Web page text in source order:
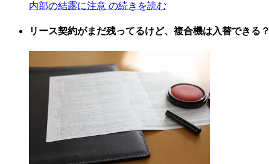
内部の結露に注意 の続きを読む
リース契約がまだ残ってるけど、複合機は入替できる？